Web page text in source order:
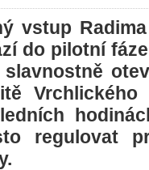
vstup
do pilotní
regulovat